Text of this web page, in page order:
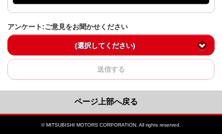
アンケート:ご意見をお聞かせください
(選択してください)
送信する
ページ上部へ戻る
© MITSUBISHI MOTORS CORPORATION. All rights reserved.